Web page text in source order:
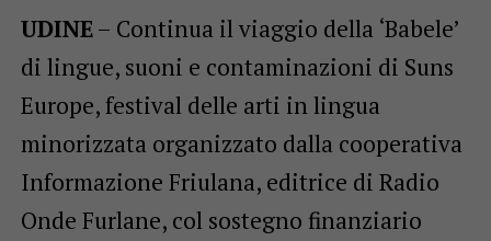
UDINE– Continua il viaggio della ‘Babele’
di lingue, suoni e contaminazioni di Suns
Europe, festival delle arti in lingua
minorizzata organizzato dalla cooperativa
Informazione Friulana, editrice di Radio
Onde Furlane, col sostegno finanziario